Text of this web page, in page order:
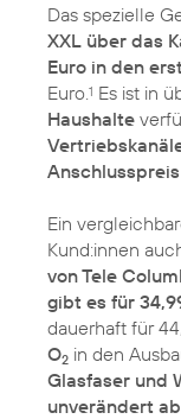
Das spezielle
XXL über das
Euro in den
Euro. 1 Es ist in
Haushalte
Ein
Kund:innen
von Tele
gibt es für
dauerhaft für
O2 in den
Glasfaser und
unverändert